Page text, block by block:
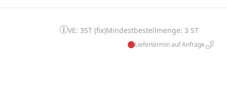
VE: 3ST (fix)Mindestbestellmenge: 3 ST
Liefertermin auf Anfrage